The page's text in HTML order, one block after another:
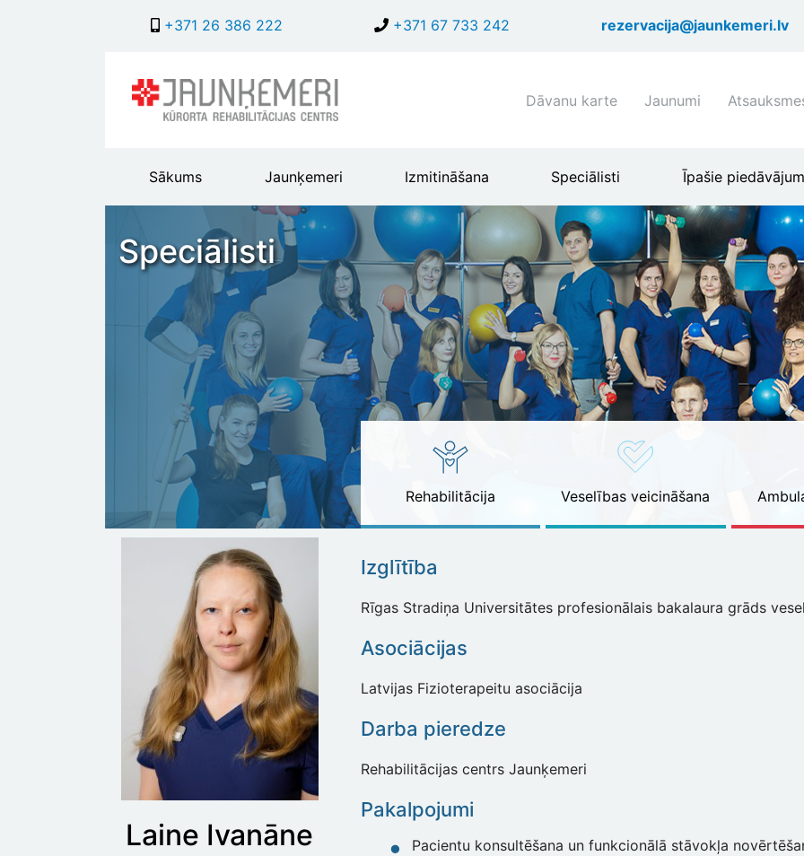
uz
+371 26 386 222 +371 67 733 242 rezervacija@jaunkemeri.lv
Shortcuts
menu
Dāvanu karte Jaunumi
Main
header
menu
Sākums Jaunķemeri Izmitināšana Speciālisti Īpašie
Speciālisti
Rehabilitācija Veselības veicināšana
Laine Ivanāne
Izglītība
Rīgas Stradiņa Universitātes profesionālais bakalaura grāds
Asociācijas
Latvijas Fizioterapeitu asociācija
Darba pieredze
Rehabilitācijas centrs Jaunķemeri
Pakalpojumi
Pacientu konsultēšana un funkcionālā stāvokļa